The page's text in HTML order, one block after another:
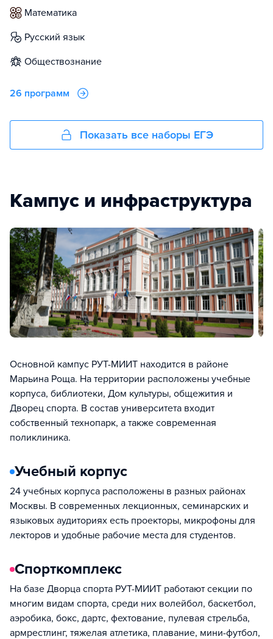
математика
русский язык
обществознание
26 программ
Показать все наборы ЕГЭ
Кампус и инфраструктура
Основной кампус РУТ-МИИТ находится в районе
Марьина Роща. На территории расположены учебные
корпуса, библиотеки, Дом культуры, общежития и
Дворец спорта. В состав университета входит
собственный технопарк, а также современная
поликлиника.
Учебный корпус
24 учебных корпуса расположены в разных районах
Москвы. В современных лекционных, семинарских и
языковых аудиториях есть проекторы, микрофоны для
лекторов и удобные рабочие места для студентов.
Спорткомплекс
На базе Дворца спорта РУТ-МИИТ работают секции по
многим видам спорта, среди них волейбол, баскетбол,
аэробика, бокс, дартс, фехтование, пулевая стрельба,
армрестлинг, тяжелая атлетика, плавание, мини-футбол,